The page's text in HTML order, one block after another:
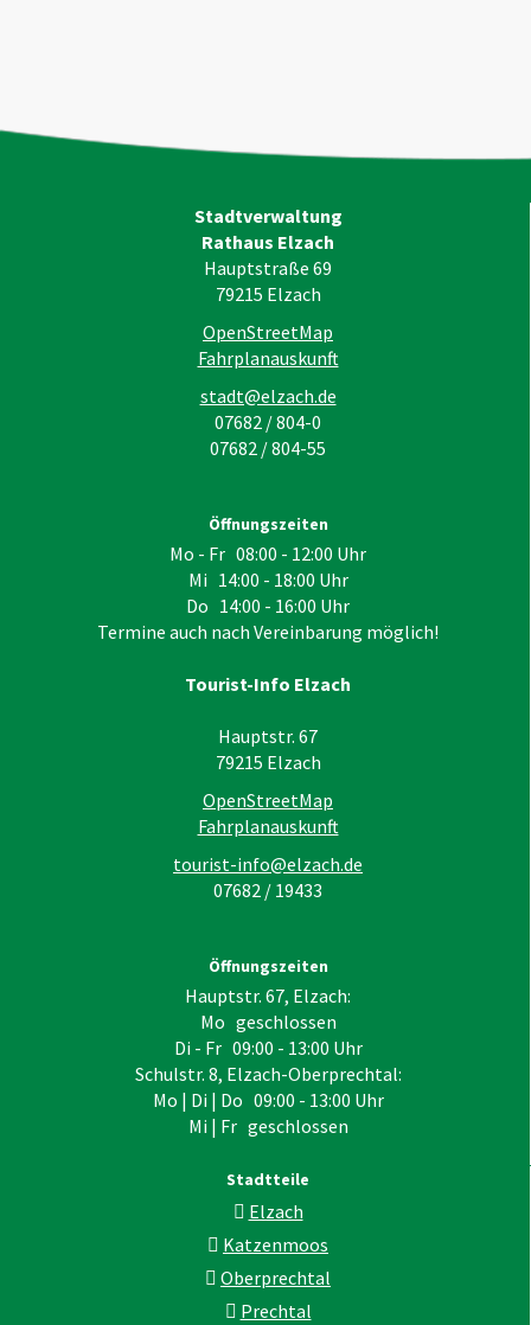
Stadtverwaltung
Rathaus Elzach
Hauptstraße 69
79215 Elzach
OpenStreetMap
Fahrplanauskunft
stadt@elzach.de
07682 / 804-0
07682 / 804-55
Öffnungszeiten
Mo - Fr 08:00 - 12:00 Uhr
Mi 14:00 - 18:00 Uhr
Do 14:00 - 16:00 Uhr
Termine auch nach Vereinbarung möglich!
Tourist-Info Elzach
Hauptstr. 67
79215 Elzach
OpenStreetMap
Fahrplanauskunft
tourist-info@elzach.de
07682 / 19433
Öffnungszeiten
Hauptstr. 67, Elzach:
Mo geschlossen
Di - Fr 09:00 - 13:00 Uhr
Schulstr. 8, Elzach-Oberprechtal:
Mo | Di | Do 09:00 - 13:00 Uhr
Mi | Fr geschlossen
Stadtteile
Elzach
Katzenmoos
Oberprechtal
Prechtal